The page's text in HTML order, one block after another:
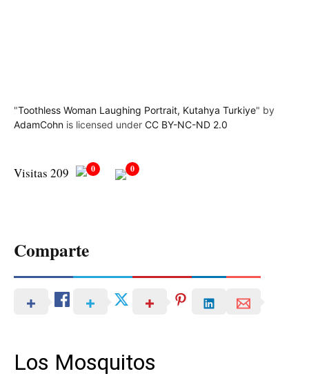
"Toothless Woman Laughing Portrait, Kutahya Turkiye" by
AdamCohn is licensed under CC BY-NC-ND 2.0
Visitas 209 0 0
Comparte
Los Mosquitos